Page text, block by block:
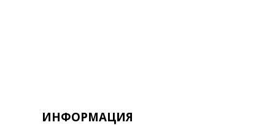
ИНФОРМАЦИЯ